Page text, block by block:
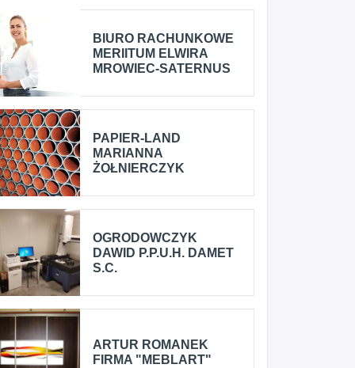
BIURO RACHUNKOWE
MERIITUM ELWIRA
MROWIEC-SATERNUS
PAPIER-LAND
MARIANNA
ŻOŁNIERCZYK
OGRODOWCZYK
DAWID P.P.U.H. DAMET
S.C.
ARTUR ROMANEK
FIRMA "MEBLART"